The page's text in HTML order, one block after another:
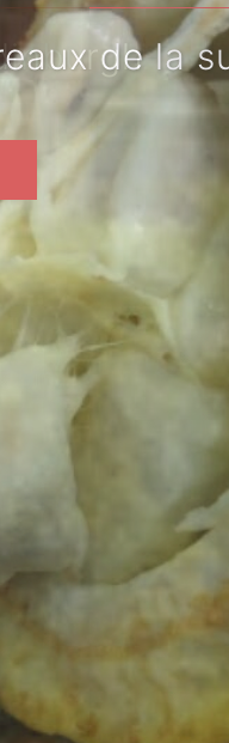
du TOGO